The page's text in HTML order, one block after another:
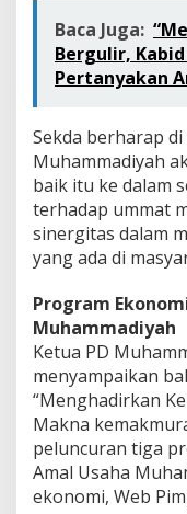
Baca Juga:
Bergulir,
Pertanyakan
Sekda berharap
Muhammadiyah
baik itu ke dalam
terhadap ummat
sinergitas dalam
yang ada di
Program
Muhammadiyah
Ketua PD
menyampaikan
“Menghadirkan
Makna
peluncuran tiga
Amal Usaha
ekonomi, Web